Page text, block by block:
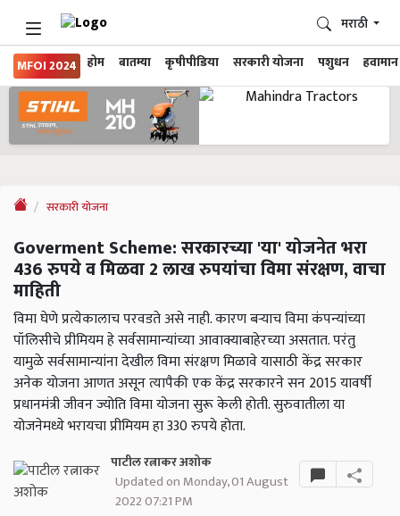
MFOI 2024 होम बातम्या कृषीपीडिया सरकारी योजना पशुधन हवामान
मराठी
सरकारी योजना
Goverment Scheme: सरकारच्या 'या' योजनेत भरा
436 रुपये व मिळवा 2 लाख रुपयांचा विमा संरक्षण, वाचा
माहिती
विमा घेणे प्रत्येकालाच परवडते असे नाही. कारण बऱ्याच विमा कंपन्यांच्या
पॉलिसीचे प्रीमियम हे सर्वसामान्यांच्या आवाक्याबाहेरच्या असतात. परंतु
यामुळे सर्वसामान्यांना देखील विमा संरक्षण मिळावे यासाठी केंद्र सरकार
अनेक योजना आणत असून त्यापैकी एक केंद्र सरकारने सन 2015 यावर्षी
प्रधानमंत्री जीवन ज्योति विमा योजना सुरू केली होती. सुरुवातीला या
योजनेमध्ये भरायचा प्रीमियम हा 330 रुपये होता.
पाटील रत्नाकर अशोक
Updated on Monday, 01 August
2022 07:21 PM